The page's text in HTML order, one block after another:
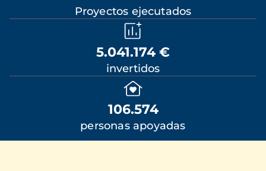
Proyectos ejecutados
5.041.174 €
invertidos
106.574
personas apoyadas